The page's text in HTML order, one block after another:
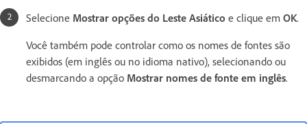
Selecione Mostrar opções do Leste Asiático e clique em OK.
Você também pode controlar como os nomes de fontes são
exibidos (em inglês ou no idioma nativo), selecionando ou
desmarcando a opção Mostrar nomes de fonte em inglês.